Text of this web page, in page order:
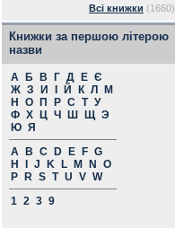
Всі книжки (1660)
Книжки за першою літерою
назви
А Б В Г Д Е Є
Ж З И Й К Л
М
Н
О П Р С Т У
Ф Х Ц Ч Ш Щ Э
Ю Я
A
B C D E F G
H
J K L M N
O
P
R S T U V W
1 2 3 9